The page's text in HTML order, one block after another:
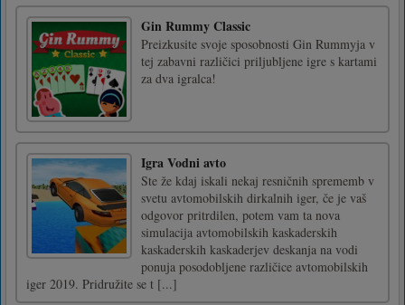
Gin Rummy Classic
Preizkusite svoje sposobnosti Gin Rummyja v
tej zabavni različici priljubljene igre s kartami
za dva igralca!
Igra Vodni avto
Ste že kdaj iskali nekaj resničnih sprememb v
svetu avtomobilskih dirkalnih iger, če je vaš
odgovor pritrdilen, potem vam ta nova
simulacija avtomobilskih kaskaderskih
kaskaderskih kaskaderjev deskanja na vodi
ponuja posodobljene različice avtomobilskih
iger 2019. Pridružite se t [...]